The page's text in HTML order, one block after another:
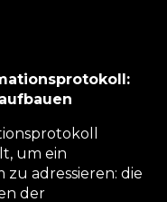
um ein
zu adressieren: die
der